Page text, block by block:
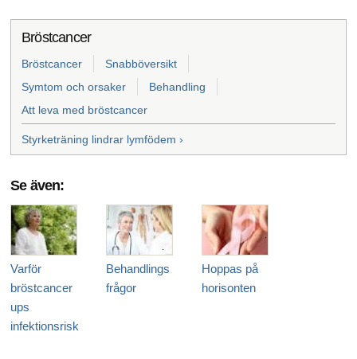
Bröstcancer
Bröstcancer
Snabböversikt
Symtom och orsaker
Behandling
Att leva med bröstcancer
Styrketräning lindrar lymfödem ›
Se även:
Varför
bröstcancer
ups
infektionsrisk
Behandlings
frågor
Hoppas på
horisonten